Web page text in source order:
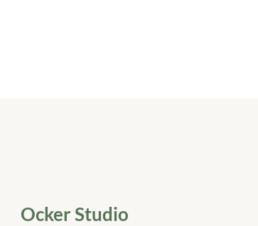
Ocker Studio